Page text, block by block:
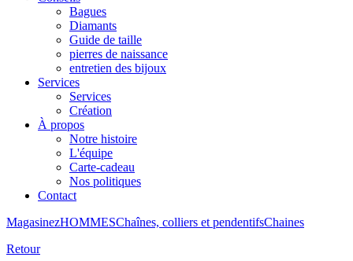
Bagues
Diamants
Guide de taille
pierres de naissance
entretien des bijoux
Services
Services
Création
À propos
Notre histoire
L'équipe
Carte-cadeau
Nos politiques
Contact
MagasinezHOMMESChaînes, colliers et pendentifsChaines
Retour